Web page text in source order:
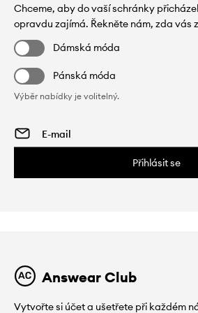
Chceme, aby do vaší schránky
opravdu zajímá. Řekněte nám, zda vás
Dámská móda
Pánská móda
Výběr nabídky je volitelný.
Přihlásit se
Answear Club
Vytvořte si účet a ušetřete při každém